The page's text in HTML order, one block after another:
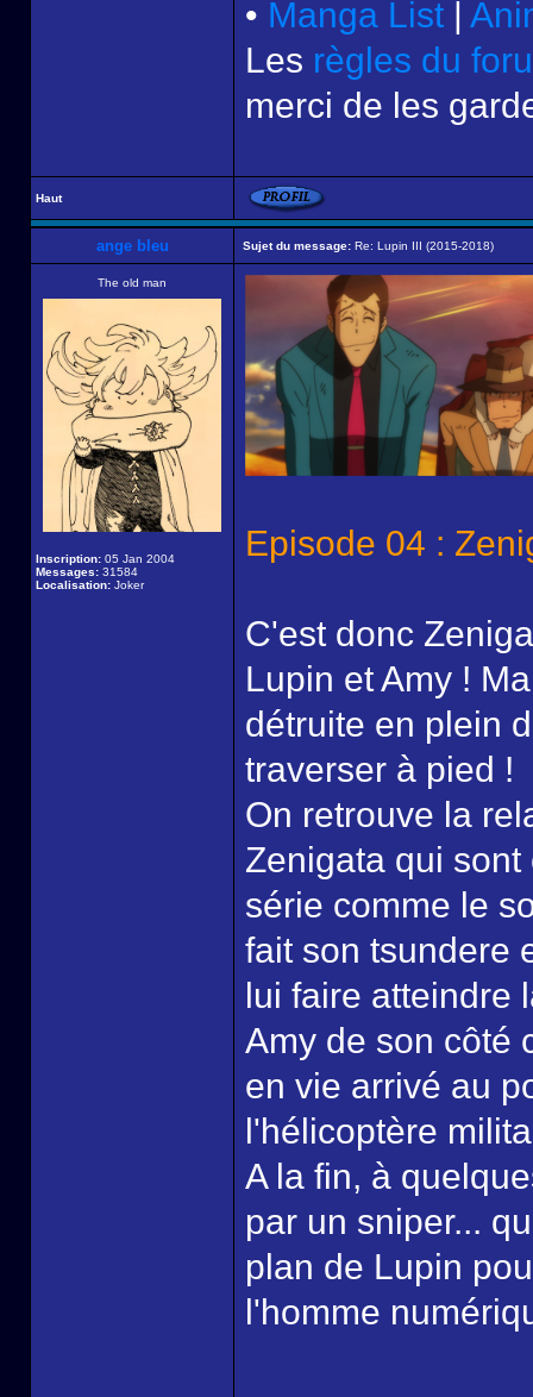
• Manga List |
Les règles du
merci de les
Haut
ange bleu Sujet du message: Re: Lupin III (2015-2018)
The old man
Inscription: 05 Jan 2004
Messages: 31584
Localisation: Joker
Episode 04 :
C'est donc
Lupin et Amy !
détruite en plein
traverser à pied !
On retrouve la
Zenigata qui
série comme le
fait son tsundere
lui faire atteindre
Amy de son côté
en vie arrivé au
l'hélicoptère
A la fin, à
par un sniper...
plan de Lupin
l'homme